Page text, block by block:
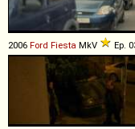
2006 Ford Fiesta MkV Ep.